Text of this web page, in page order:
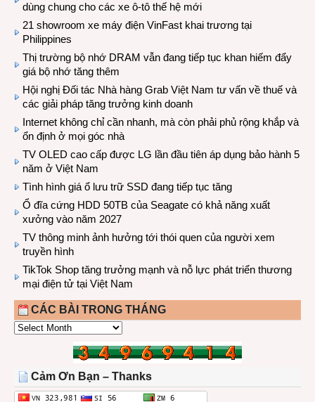
dùng chung cho các xe ô-tô thế hệ mới
21 showroom xe máy điện VinFast khai trương tại
Philippines
Thị trường bộ nhớ DRAM vẫn đang tiếp tục khan hiếm đẩy
giá bộ nhớ tăng thêm
Hội nghị Đối tác Nhà hàng Grab Việt Nam tư vấn về thuế và
các giải pháp tăng trưởng kinh doanh
Internet không chỉ cần nhanh, mà còn phải phủ rộng khắp và
ổn định ở mọi góc nhà
TV OLED cao cấp được LG lần đầu tiên áp dụng bảo hành 5
năm ở Việt Nam
Tình hình giá ổ lưu trữ SSD đang tiếp tục tăng
Ổ đĩa cứng HDD 50TB của Seagate có khả năng xuất
xưởng vào năm 2027
TV thông minh ảnh hưởng tới thói quen của người xem
truyền hình
TikTok Shop tăng trưởng mạnh và nỗ lực phát triển thương
mại điện tử tại Việt Nam
CÁC BÀI TRONG THÁNG
CÁC
THÁNG
Cảm Ơn Bạn – Thanks